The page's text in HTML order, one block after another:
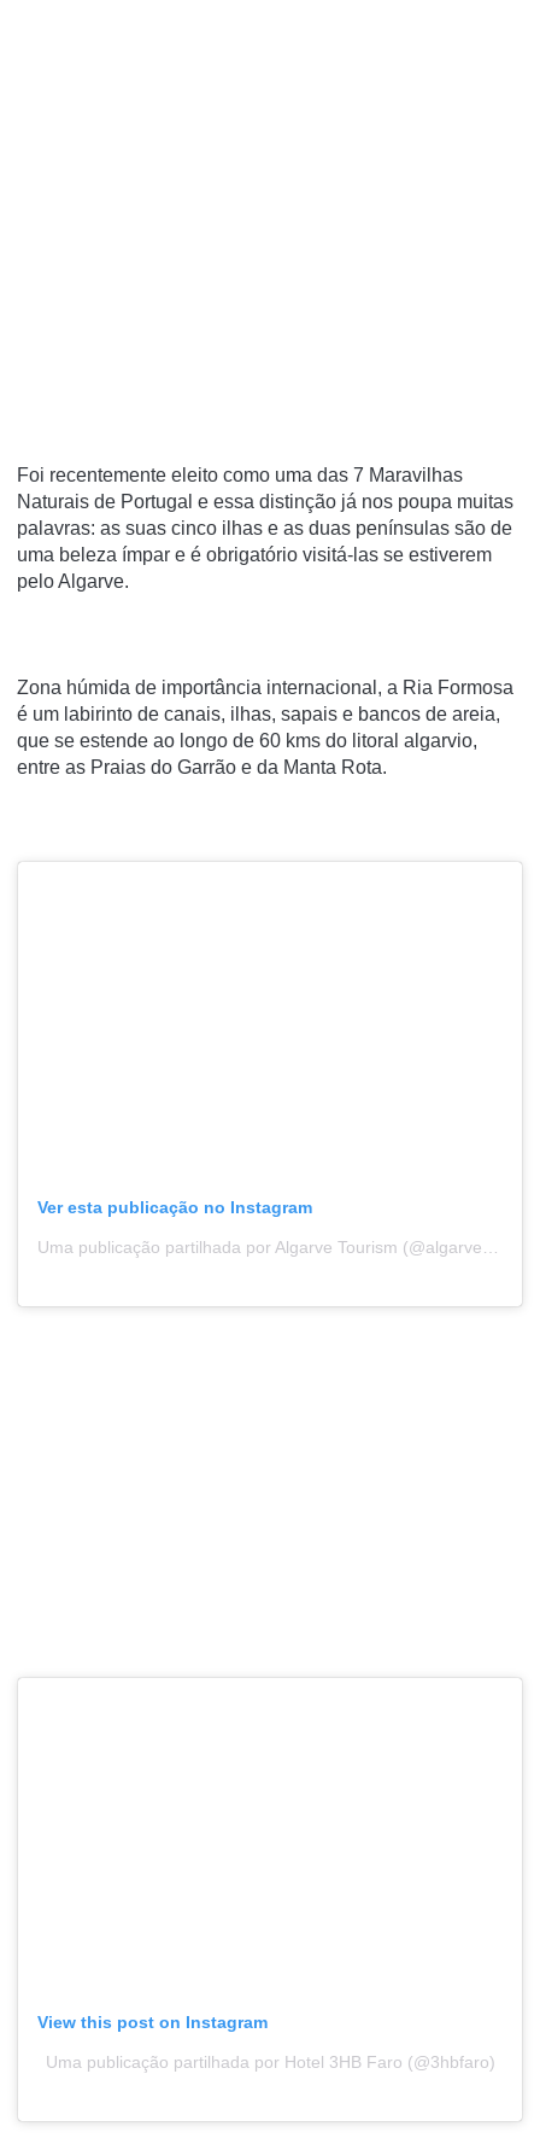
Foi recentemente eleito como uma das 7 Maravilhas
Naturais de Portugal e essa distinção já nos poupa muitas
palavras: as suas cinco ilhas e as duas penínsulas são de
uma beleza ímpar e é obrigatório visitá-las se estiverem
pelo Algarve.
Zona húmida de importância internacional, a Ria Formosa
é um labirinto de canais, ilhas, sapais e bancos de areia,
que se estende ao longo de 60 kms do litoral algarvio,
entre as Praias do Garrão e da Manta Rota.
Ver esta publicação no Instagram
View this post on Instagram
Uma publicação partilhada por Hotel 3HB Faro (@3hbfaro)